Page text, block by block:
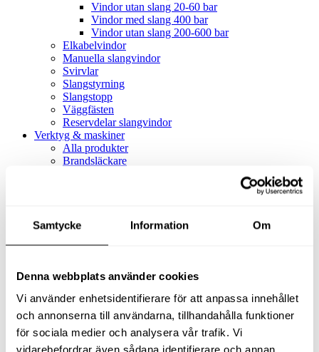
Samtycke Information Om
Denna webbplats använder cookies
Vi använder enhetsidentifierare för att anpassa innehållet
och annonserna till användarna, tillhandahålla funktioner
för sociala medier och analysera vår trafik. Vi
vidarebefordrar även sådana identifierare och annan
Vindor utan slang 20-60 bar
Vindor med slang 400 bar
Vindor utan slang 200-600 bar
Elkabelvindor
Manuella slangvindor
Svirvlar
Slangstyrning
Slangstopp
Väggfästen
Reservdelar slangvindor
Verktyg & maskiner
Alla produkter
Brandsläckare
Alla produkter
Slangfäste
Textil- & Våtdammsugare
Tillbehör Textil- & våtdammsugare
Adaptrar
Dammsugare